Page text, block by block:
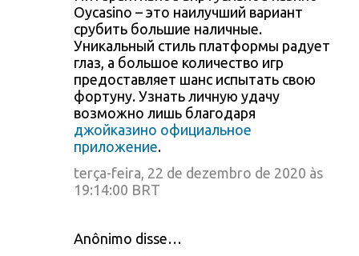
Oycasino – это наилучший вариант
срубить большие наличные.
Уникальный стиль платформы радует
глаз, а большое количество игр
предоставляет шанс испытать свою
фортуну. Узнать личную удачу
возможно лишь благодаря
джойказино официальное
приложение.
terça-feira, 22 de dezembro de 2020 às
19:14:00 BRT
Anônimo disse…